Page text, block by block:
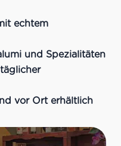
echtem
und Spezialitäten
vor Ort erhältlich